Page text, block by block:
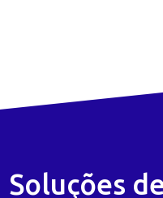
Soluções